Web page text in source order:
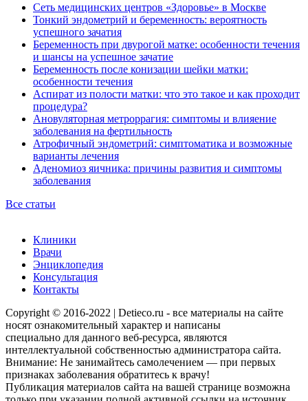
Сеть медицинских центров «Здоровье» в Москве
Тонкий эндометрий и беременность: вероятность
успешного зачатия
Беременность при двурогой матке: особенности течения
и шансы на успешное зачатие
Беременность после конизации шейки матки:
особенности течения
Аспират из полости матки: что это такое и как проходит
процедура?
Ановуляторная метроррагия: симптомы и влияение
заболевания на фертильность
Атрофичный эндометрий: симптоматика и возможные
варианты лечения
Аденомиоз яичника: причины развития и симптомы
заболевания
Все статьи
Клиники
Врачи
Энциклопедия
Консультация
Контакты
Copyright © 2016-2022 | Detieco.ru - все материалы на сайте
носят ознакомительный характер и написаны
специально для данного веб-ресурса, являются
интеллектуальной собственностью администратора сайта.
Внимание: Не занимайтесь самолечением — при первых
признаках заболевания обратитесь к врачу!
Публикация материалов сайта на вашей странице возможна